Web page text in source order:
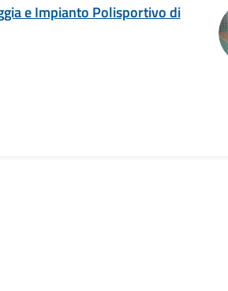
e Impianto Polisportivo di